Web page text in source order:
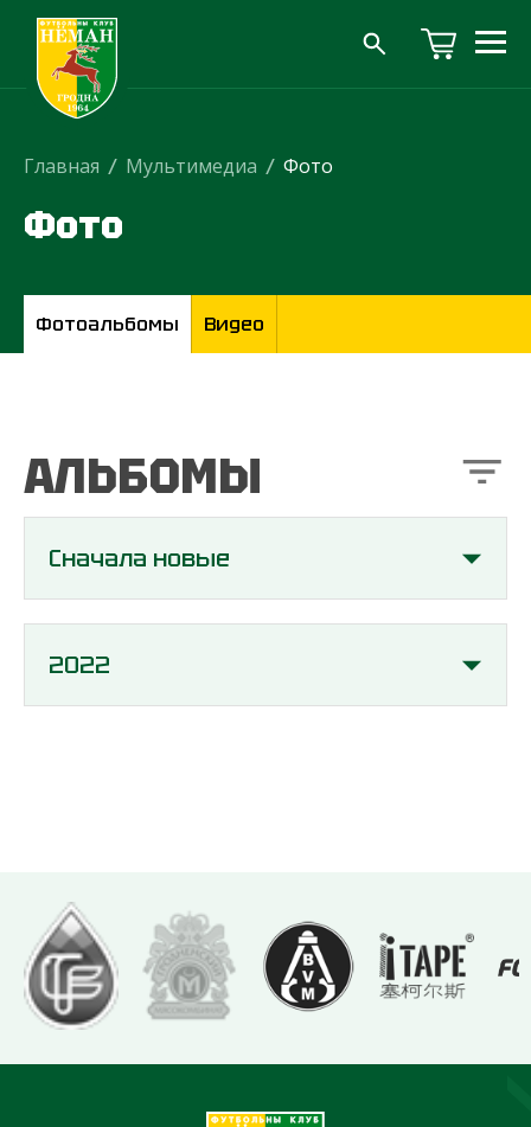
Главная / Мультимедиа / Фото
Фото
Фотоальбомы Видео
АЛЬБОМЫ
Сначала новые
2022